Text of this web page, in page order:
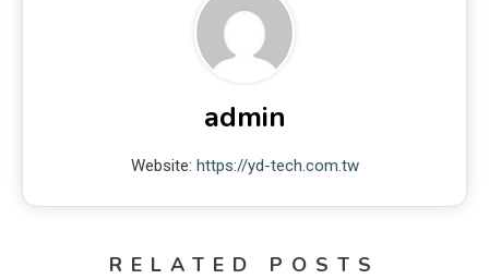
admin
Website: https://yd-tech.com.tw
RELATED POSTS